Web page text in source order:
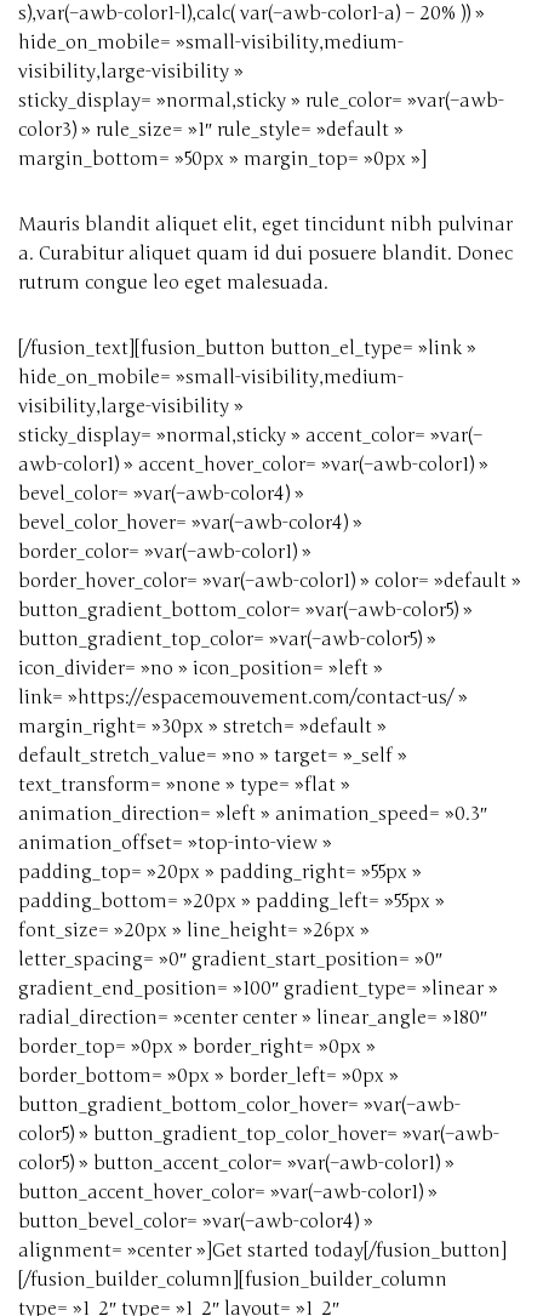
s),var(–awb-color1-l),calc( var(–awb-color1-a) – 20% )) »
hide_on_mobile= »small-visibility,medium-
visibility,large-visibility »
sticky_display= »normal,sticky » rule_color= »var(–awb-
color3) » rule_size= »1″ rule_style= »default »
margin_bottom= »50px » margin_top= »0px »]
Mauris blandit aliquet elit, eget tincidunt nibh pulvinar
a. Curabitur aliquet quam id dui posuere blandit. Donec
rutrum congue leo eget malesuada.
[/fusion_text][fusion_button button_el_type= »link »
hide_on_mobile= »small-visibility,medium-
visibility,large-visibility »
sticky_display= »normal,sticky » accent_color= »var(–
awb-color1) » accent_hover_color= »var(–awb-color1) »
bevel_color= »var(–awb-color4) »
bevel_color_hover= »var(–awb-color4) »
border_color= »var(–awb-color1) »
border_hover_color= »var(–awb-color1) » color= »default »
button_gradient_bottom_color= »var(–awb-color5) »
button_gradient_top_color= »var(–awb-color5) »
icon_divider= »no » icon_position= »left »
link= »https://espacemouvement.com/contact-us/ »
margin_right= »30px » stretch= »default »
default_stretch_value= »no » target= »_self »
text_transform= »none » type= »flat »
animation_direction= »left » animation_speed= »0.3″
animation_offset= »top-into-view »
padding_top= »20px » padding_right= »55px »
padding_bottom= »20px » padding_left= »55px »
font_size= »20px » line_height= »26px »
letter_spacing= »0″ gradient_start_position= »0″
gradient_end_position= »100″ gradient_type= »linear »
radial_direction= »center center » linear_angle= »180″
border_top= »0px » border_right= »0px »
border_bottom= »0px » border_left= »0px »
button_gradient_bottom_color_hover= »var(–awb-
color5) » button_gradient_top_color_hover= »var(–awb-
color5) » button_accent_color= »var(–awb-color1) »
button_accent_hover_color= »var(–awb-color1) »
button_bevel_color= »var(–awb-color4) »
alignment= »center »]Get started today[/fusion_button]
[/fusion_builder_column][fusion_builder_column
type= »1_2″ type= »1_2″ layout= »1_2″